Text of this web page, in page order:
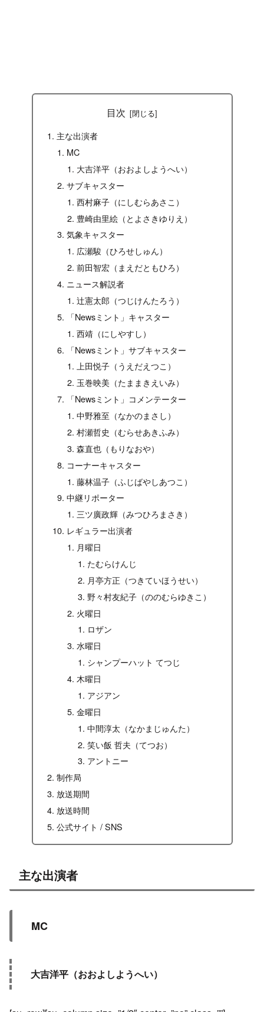
目次
主な出演者
MC
大吉洋平（おおよしようへい）
サブキャスター
西村麻子（にしむらあさこ）
豊崎由里絵（とよさきゆりえ）
気象キャスター
広瀬駿（ひろせしゅん）
前田智宏（まえだともひろ）
ニュース解説者
辻憲太郎（つじけんたろう）
「Newsミント」キャスター
西靖（にしやすし）
「Newsミント」サブキャスター
上田悦子（うえだえつこ）
玉巻映美（たままきえいみ）
「Newsミント」コメンテーター
中野雅至（なかのまさし）
村瀬哲史（むらせあきふみ）
森直也（もりなおや）
コーナーキャスター
藤林温子（ふじばやしあつこ）
中継リポーター
三ツ廣政輝（みつひろまさき）
レギュラー出演者
月曜日
たむらけんじ
月亭方正（つきていほうせい）
野々村友紀子（ののむらゆきこ）
火曜日
ロザン
水曜日
シャンプーハット てつじ
木曜日
アジアン
金曜日
中間淳太（なかまじゅんた）
笑い飯 哲夫（てつお）
アントニー
制作局
放送期間
放送時間
公式サイト / SNS
主な出演者
MC
大吉洋平（おおよしようへい）